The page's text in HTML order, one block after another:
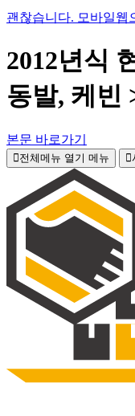
괜찮습니다. 모바일웹
2012년식
동발, 케빈
본문 바로가기
전체메뉴 열기 메뉴